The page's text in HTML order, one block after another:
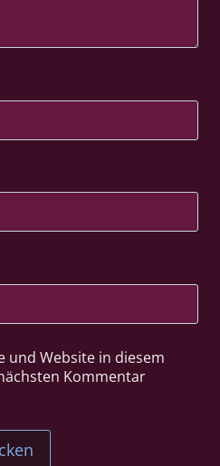
und Website in diesem
Kommentar